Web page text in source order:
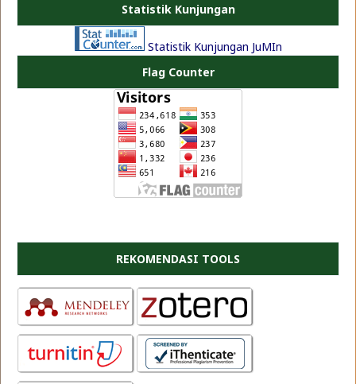
Statistik Kunjungan
Statistik Kunjungan JuMIn
Flag Counter
REKOMENDASI TOOLS